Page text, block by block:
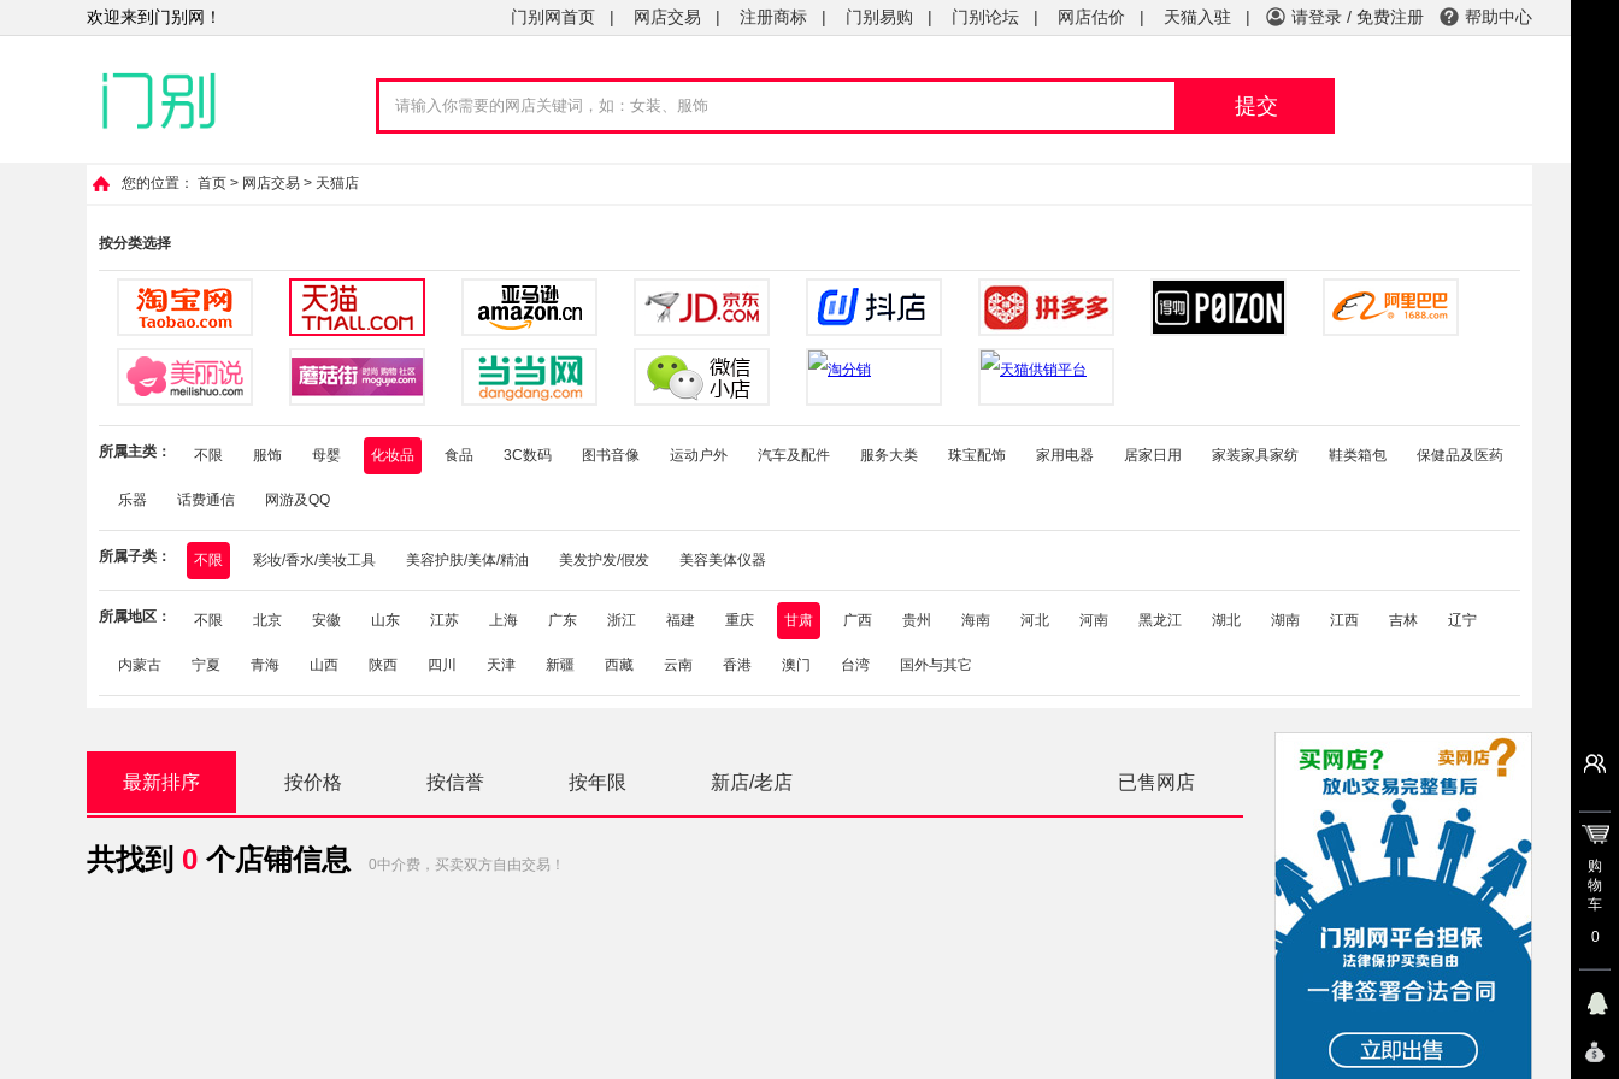
欢迎来到门别网！ 门别网首页 | 网店交易 | 注册商标 | 门别易购 | 门别论坛 | 网店估价 | 天猫入驻 | 请登录 / 免费注册 帮助中心
您的位置： 首页 > 网店交易 > 天猫店
按分类选择
所属主类： 不限 服饰 母婴 化妆品 食品 3C数码 图书音像 运动户外 汽车及配件 服务大类 珠宝配饰 家用电器 居家日用 家装家具家纺 鞋类箱包 保健品及医药
乐器 话费通信 网游及QQ
所属子类： 不限 彩妆/香水/美妆工具 美容护肤/美体/精油 美发护发/假发 美容美体仪器
所属地区： 不限 北京 安徽 山东 江苏 上海 广东 浙江 福建 重庆 甘肃 广西 贵州 海南 河北 河南 黑龙江 湖北 湖南 江西 吉林 辽宁
内蒙古 宁夏 青海 山西 陕西 四川 天津 新疆 西藏 云南 香港 澳门 台湾 国外与其它
最新排序 按价格 按信誉 按年限 新店/老店 已售网店
共找到 0 个店铺信息 0中介费，买卖双方自由交易！
购
物
车
0